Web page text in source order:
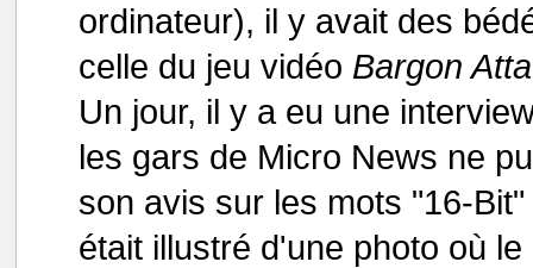
ordinateur), il y avait des
celle du jeu vidéo Bargon
Un jour, il y a eu une
les gars de Micro News ne
son avis sur les mots "16-
était illustré d'une photo où